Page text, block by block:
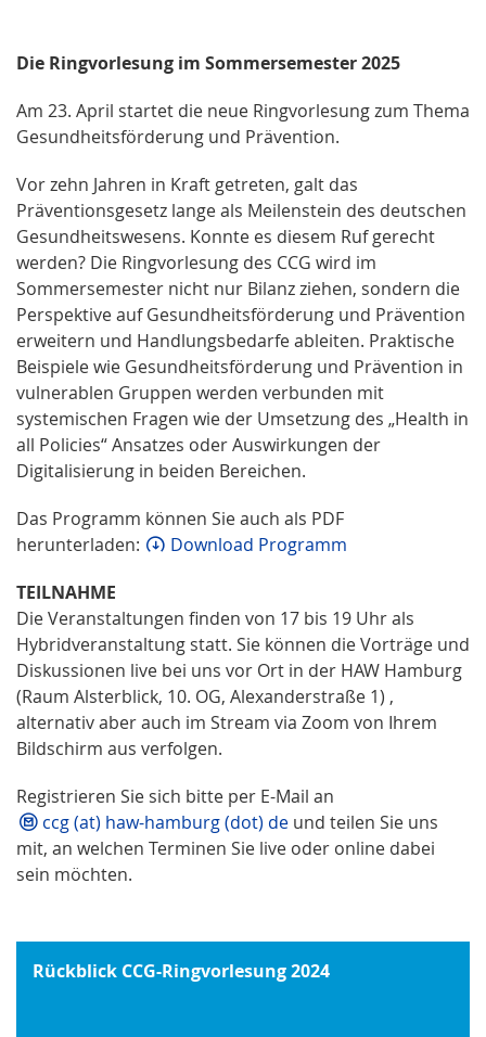
Die Ringvorlesung im Sommersemester 2025
Am 23. April startet die neue Ringvorlesung zum Thema
Gesundheitsförderung und Prävention.
Vor zehn Jahren in Kraft getreten, galt das
Präventionsgesetz lange als Meilenstein des deutschen
Gesundheitswesens. Konnte es diesem Ruf gerecht
werden? Die Ringvorlesung des CCG wird im
Sommersemester nicht nur Bilanz ziehen, sondern die
Perspektive auf Gesundheitsförderung und Prävention
erweitern und Handlungsbedarfe ableiten. Praktische
Beispiele wie Gesundheitsförderung und Prävention in
vulnerablen Gruppen werden verbunden mit
systemischen Fragen wie der Umsetzung des „Health in
all Policies“ Ansatzes oder Auswirkungen der
Digitalisierung in beiden Bereichen.
Das Programm können Sie auch als PDF
herunterladen:
Download Programm
TEILNAHME
Die Veranstaltungen finden von 17 bis 19 Uhr als
Hybridveranstaltung statt. Sie können die Vorträge und
Diskussionen live bei uns vor Ort in der HAW Hamburg
(Raum Alsterblick, 10. OG, Alexanderstraße 1) ,
alternativ aber auch im Stream via Zoom von Ihrem
Bildschirm aus verfolgen.
Registrieren Sie sich bitte per E-Mail an
ccg (at) haw-hamburg (dot) de und teilen Sie uns
mit, an welchen Terminen Sie live oder online dabei
sein möchten.
Rückblick CCG-Ringvorlesung 2024